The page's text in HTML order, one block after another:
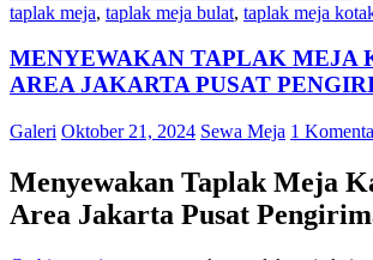
taplak meja, taplak meja bulat, taplak meja
MENYEWAKAN TAPLAK MEJA
AREA JAKARTA PUSAT
Galeri Oktober 21, 2024 Sewa Meja 1
Menyewakan Taplak Meja
Area Jakarta Pusat